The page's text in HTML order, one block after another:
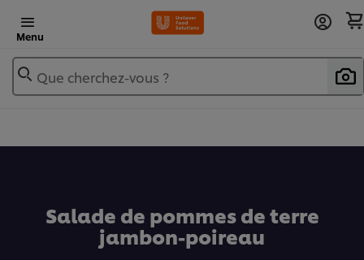
Menu
Que cherchez-vous ?
Salade de pommes de terre
jambon-poireau